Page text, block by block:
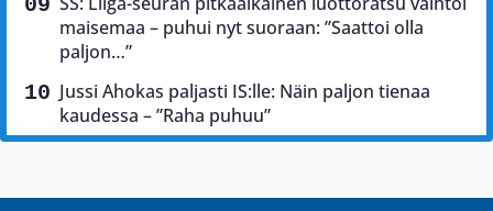
maisemaa – puhui nyt suoraan: ”Saattoi olla
paljon…”
Jussi Ahokas paljasti IS:lle: Näin paljon tienaa
kaudessa – ”Raha puhuu”